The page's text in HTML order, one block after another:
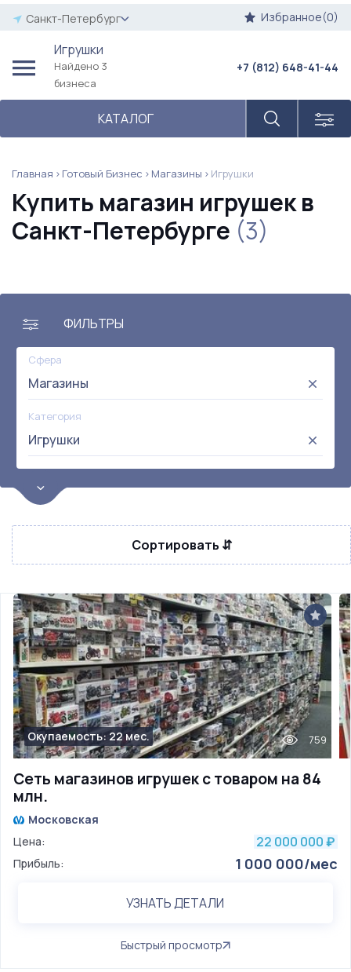
Санкт-Петербург Избранное(0)
Игрушки
Найдено 3
бизнеса
КАТАЛОГ
+7 (812) 648-41-44
Главная Готовый Бизнес Магазины Игрушки
Купить магазин игрушек в
Санкт-Петербурге (3)
ФИЛЬТРЫ
Сфера
Магазины
Категория
Игрушки
Цена
от:
до:
Прибыль
Метро
Не выбрана
Сортировать ⇵
Сеть магазинов игрушек c товаром на 84
млн.
Окупаемость: 22 мес. 759
Московская
Цена:
22 000 000 ₽
Прибыль: 1 000 000/мес
УЗНАТЬ ДЕТАЛИ
Быстрый просмотр